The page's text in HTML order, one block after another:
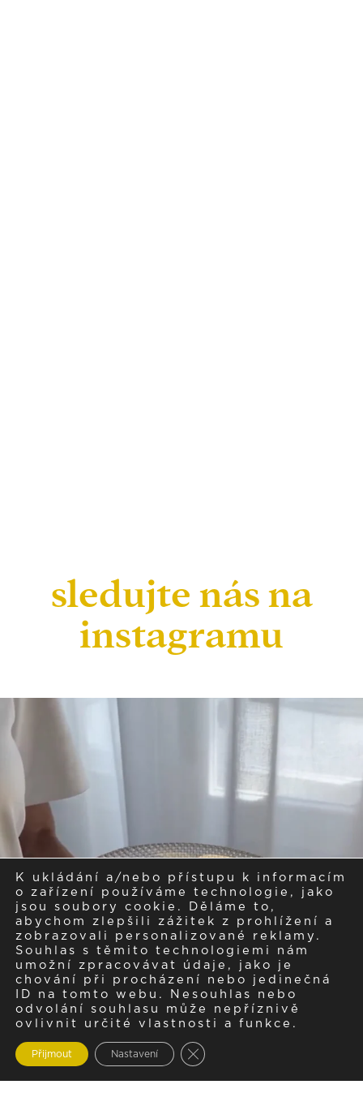
sledujte nás na
instagramu
K ukládání a/nebo přístupu k informacím
o zařízení používáme technologie, jako
jsou soubory cookie. Děláme to,
abychom zlepšili zážitek z prohlížení a
zobrazovali personalizované reklamy.
Souhlas s těmito technologiemi nám
umožní zpracovávat údaje, jako je
chování při procházení nebo jedinečná
ID na tomto webu. Nesouhlas nebo
odvolání souhlasu může nepříznivě
ovlivnit určité vlastnosti a funkce.
Přijmout Nastavení Zavřít cookie lištu GDPR